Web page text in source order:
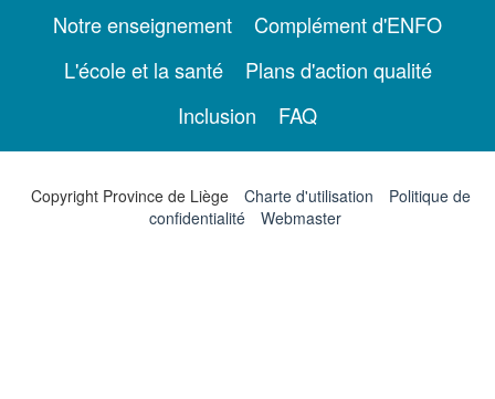
Notre enseignement
Complément d'ENFO
L'école et la santé
Plans d'action qualité
Inclusion
FAQ
Copyright Province de Liège Charte d'utilisation
Politique de
confidentialité
Webmaster